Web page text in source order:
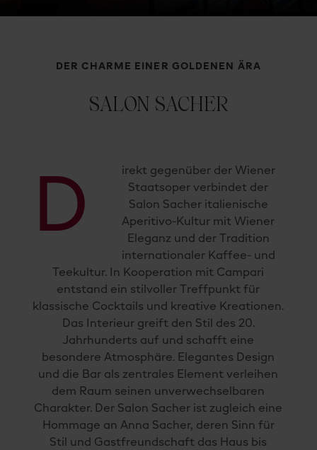
DER CHARME EINER GOLDENEN ÄRA
SALON SACHER
D
irekt gegenüber der Wiener
Staatsoper verbindet der
Salon Sacher italienische
Aperitivo-Kultur mit Wiener
Eleganz und der Tradition
internationaler Kaffee- und
Teekultur. In Kooperation mit Campari
entstand ein stilvoller Treffpunkt für
klassische Cocktails und kreative Kreationen.
Das Interieur greift den Stil des 20.
Jahrhunderts auf und schafft eine
besondere Atmosphäre. Elegantes Design
und die Bar als zentrales Element verleihen
dem Raum seinen unverwechselbaren
Charakter. Der Salon Sacher ist zugleich eine
Hommage an Anna Sacher, deren Sinn für
Stil und Gastfreundschaft das Haus bis